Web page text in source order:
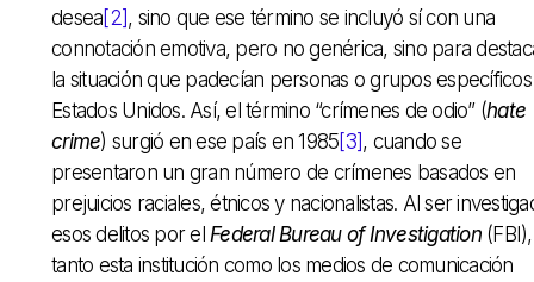
desea[2], sino que ese término se incluyó sí con una
connotación emotiva, pero no genérica, sino para
la situación que padecían personas o grupos
Estados Unidos. Así, el término “crímenes de odio” (hate
crime) surgió en ese país en 1985[3], cuando se
presentaron un gran número de crímenes basados en
prejuicios raciales, étnicos y nacionalistas. Al ser
esos delitos por el Federal Bureau of Investigation(FBI),
tanto esta institución como los medios de comunicación